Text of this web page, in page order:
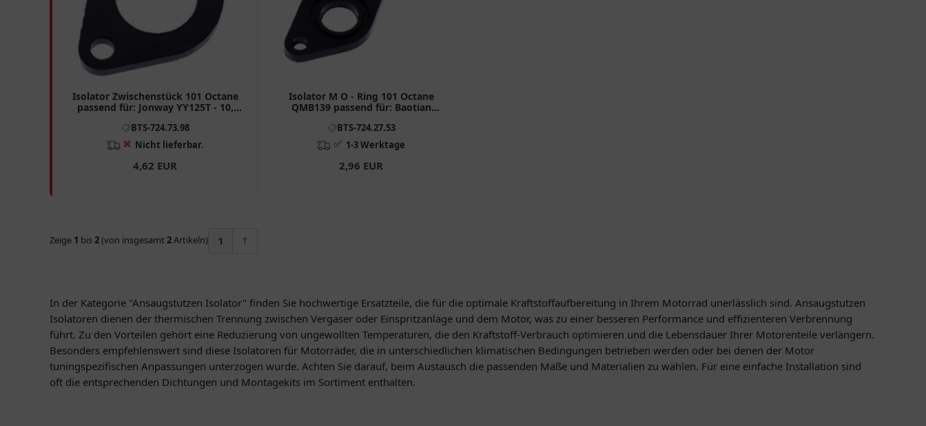
Isolator Zwischenstück 101 Octane
passend für: Jonway YY125T - 10,
BTS-724.73.98
❌ Nicht lieferbar.
4,62 EUR
Isolator M O - Ring 101 Octane
QMB139 passend für: Baotian
12A1
BTS-724.27.53
✅ 1-3 Werktage
2,96 EUR
Zeige 1 bis2(von insgesamt 2Artikeln) 1
In der Kategorie "Ansaugstutzen Isolator" finden Sie hochwertige Ersatzteile, die für die optimale Kraftstoffaufbereitung in Ihrem Motorrad unerlässlich sind. Ansaugstutzen
Isolatoren dienen der thermischen Trennung zwischen Vergaser oder Einspritzanlage und dem Motor, was zu einer besseren Performance und effizienteren Verbrennung
führt. Zu den Vorteilen gehört eine Reduzierung von ungewollten Temperaturen, die den Kraftstoff-Verbrauch optimieren und die Lebensdauer Ihrer Motorenteile verlängern.
Besonders empfehlenswert sind diese Isolatoren für Motorräder, die in unterschiedlichen klimatischen Bedingungen betrieben werden oder bei denen der Motor
tuningspezifischen Anpassungen unterzogen wurde. Achten Sie darauf, beim Austausch die passenden Maße und Materialien zu wählen. Für eine einfache Installation sind
oft die entsprechenden Dichtungen und Montagekits im Sortiment enthalten.